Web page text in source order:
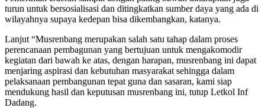
turun untuk bersosialisasi dan ditingkatkan sumber daya yang ada di
wilayahnya supaya kedepan bisa dikembangkan, katanya.
Lanjut “Musrenbang merupakan salah satu tahap dalam proses
perencanaan pembagunan yang bertujuan untuk mengakomodir
kegiatan dari bawah ke atas, dengan harapan, musrenbang ini dapat
menjaring aspirasi dan kebutuhan masyarakat sehingga dalam
pelaksanaan pembangunan tepat guna dan sasaran, kami siap
mendukung hasil dan keputusan musrenbang ini, tutup Letkol Inf
Dadang.